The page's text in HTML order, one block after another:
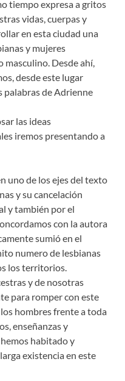
tiempo expresa a gritos
vidas, cuerpas y
en esta ciudad una
y mujeres
Desde ahí,
desde este lugar
palabras de Adrienne
las ideas
iremos presentando a
uno de los ejes del texto
y su cancelación
y también por el
con la autora
sumió en el
numero de lesbianas
los territorios.
y de nosotras
para romper con este
hombres frente a toda
enseñanzas y
habitado y
existencia en este